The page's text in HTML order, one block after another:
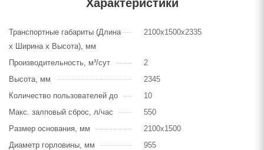
Характеристики
Транспортные габариты (Длина
х Ширина х Высота), мм
2100х1500х2335
Производительность, м³/сут
2
Высота, мм
2345
Количество пользователей до
10
Макс. залповый сброс, л/час
550
Размер основания, мм
2100х1500
Диаметр горловины, мм
955